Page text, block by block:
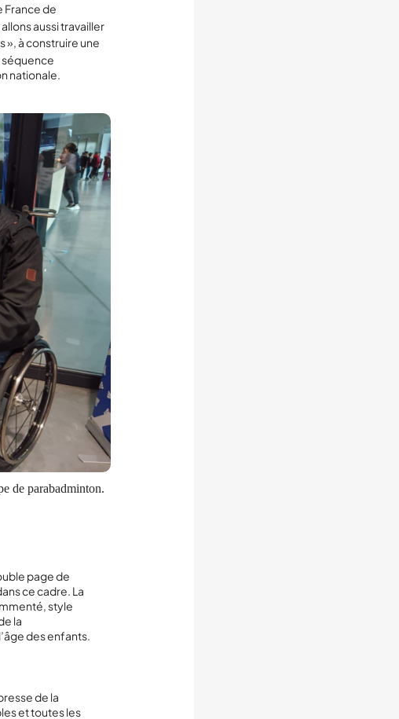
France de
aussi travailler
à construire une
séquence
nationale.
de parabadminton.
page de
ce cadre. La
style
la
des enfants.
de la
et toutes les